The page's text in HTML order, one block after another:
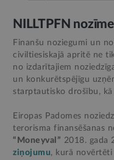
NILLTPFN
Finanšu noziegumi un
civiltiesiskajā apritē ne
no izdarītajiem
un konkurētspējīgu
starptautisko drošību,
Eiropas Padomes
terorisma finansēšanas
“Moneyval” 2018. gada
ziņojumu, kurā novērtēti